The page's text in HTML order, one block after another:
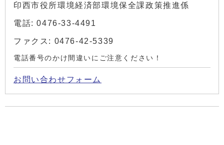
印西市役所環境経済部環境保全課政策推進係
電話: 0476-33-4491
ファクス: 0476-42-5339
電話番号のかけ間違いにご注意ください！
お問い合わせフォーム